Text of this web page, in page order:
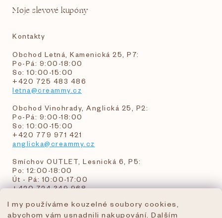
I my používáme kouzelné soubory cookies,
abychom vám usnadnili nakupování. Dalším
Moje slevové kupóny
Kontakty
Obchod Letná, Kamenická 25, P7:
Po-Pá: 9:00-18:00
So: 10:00-15:00
+420 725 483 486
letna@creammy.cz
Obchod Vinohrady, Anglická 25, P2:
Po-Pá: 9:00-18:00
So: 10:00-15:00
+420 779 971 421
anglicka@creammy.cz
Smíchov OUTLET, Lesnická 6, P5:
Po: 12:00-18:00
Út - Pá: 10:00-17:00
+420 724 349 968
objednavky@creammy.cz